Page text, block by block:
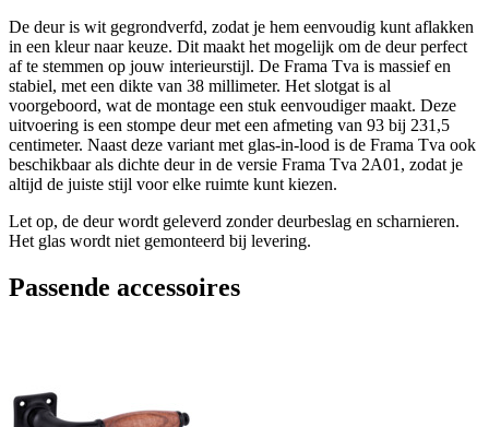
De deur is wit gegrondverfd, zodat je hem eenvoudig kunt aflakken
in een kleur naar keuze. Dit maakt het mogelijk om de deur perfect
af te stemmen op jouw interieurstijl. De Frama Tva is massief en
stabiel, met een dikte van 38 millimeter. Het slotgat is al
voorgeboord, wat de montage een stuk eenvoudiger maakt. Deze
uitvoering is een stompe deur met een afmeting van 93 bij 231,5
centimeter. Naast deze variant met glas-in-lood is de Frama Tva ook
beschikbaar als dichte deur in de versie Frama Tva 2A01, zodat je
altijd de juiste stijl voor elke ruimte kunt kiezen.
Let op, de deur wordt geleverd zonder deurbeslag en scharnieren.
Het glas wordt niet gemonteerd bij levering.
Passende accessoires